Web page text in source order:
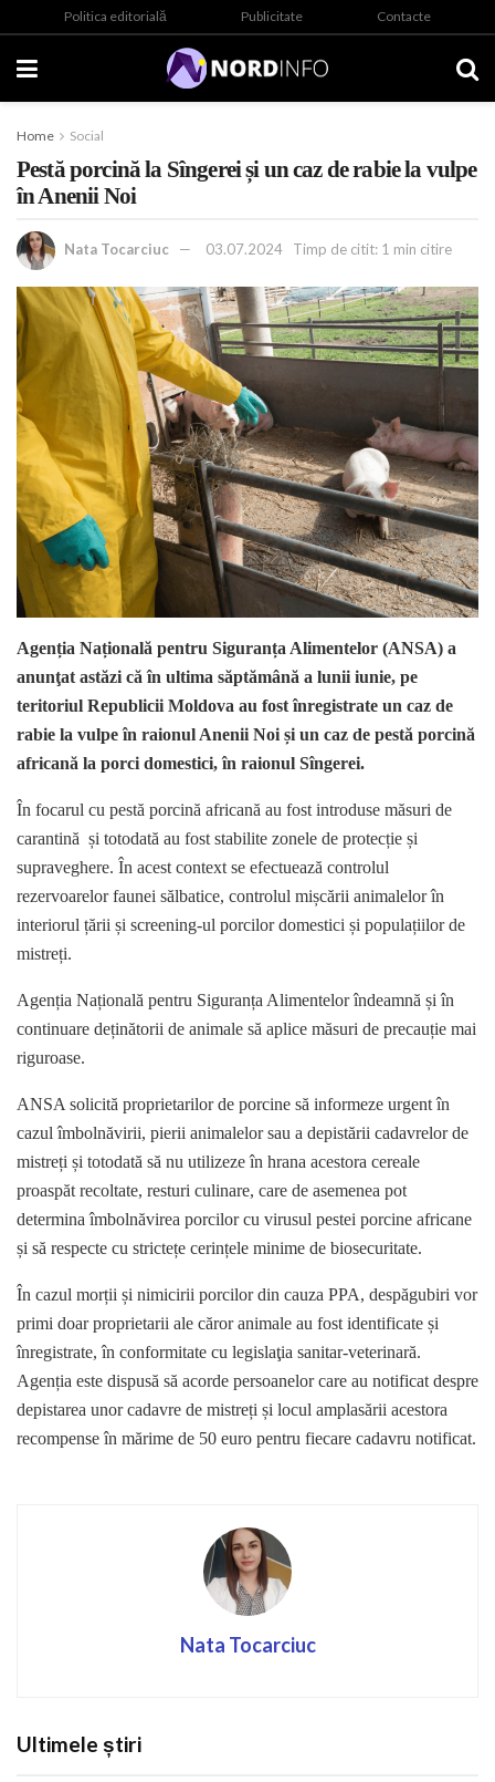
Politica editorială Publicitate Contacte
Home Social
Pestă porcină la Sîngerei și un caz de rabie la vulpe
în Anenii Noi
Nata Tocarciuc 03.07.2024 Timp de citit: 1 min citire
Agenția Națională pentru Siguranța Alimentelor (ANSA) a
anunţat astăzi că în ultima săptămână a lunii iunie, pe
teritoriul Republicii Moldova au fost înregistrate un caz de
rabie la vulpe în raionul Anenii Noi și un caz de pestă porcină
africană la porci domestici, în raionul Sîngerei.
În focarul cu pestă porcină africană au fost introduse măsuri de
carantină și totodată au fost stabilite zonele de protecție și
supraveghere. În acest context se efectuează controlul
rezervoarelor faunei sălbatice, controlul mișcării animalelor în
interiorul țării și screening-ul porcilor domestici și populațiilor de
mistreți.
Agenția Națională pentru Siguranța Alimentelor îndeamnă și în
continuare deținătorii de animale să aplice măsuri de precauție mai
riguroase.
ANSA solicită proprietarilor de porcine să informeze urgent în
cazul îmbolnăvirii, pierii animalelor sau a depistării cadavrelor de
mistreți și totodată să nu utilizeze în hrana acestora cereale
proaspăt recoltate, resturi culinare, care de asemenea pot
determina îmbolnăvirea porcilor cu virusul pestei porcine africane
și să respecte cu strictețe cerințele minime de biosecuritate.
În cazul morții și nimicirii porcilor din cauza PPA, despăgubiri vor
primi doar proprietarii ale căror animale au fost identificate și
înregistrate, în conformitate cu legislaţia sanitar-veterinară.
Agenția este dispusă să acorde persoanelor care au notificat despre
depistarea unor cadavre de mistreți și locul amplasării acestora
recompense în mărime de 50 euro pentru fiecare cadavru notificat.
Nata Tocarciuc
Ultimele știri